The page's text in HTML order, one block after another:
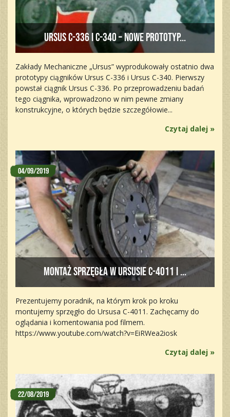
Ursus C-336 i C-340 – nowe prototyp...
Zakłady Mechaniczne „Ursus” wyprodukowały ostatnio dwa
prototypy ciągników Ursus C-336 i Ursus C-340. Pierwszy
powstał ciągnik Ursus C-336. Po przeprowadzeniu badań
tego ciągnika, wprowadzono w nim pewne zmiany
konstrukcyjne, o których będzie szczegółowie...
Czytaj dalej »
Montaż sprzęgła w Ursusie C-4011 i ...
04/09/2019
Prezentujemy poradnik, na którym krok po kroku
montujemy sprzęgło do Ursusa C-4011. Zachęcamy do
oglądania i komentowania pod filmem.
https://www.youtube.com/watch?v=EiRWea2iosk
Czytaj dalej »
22/08/2019